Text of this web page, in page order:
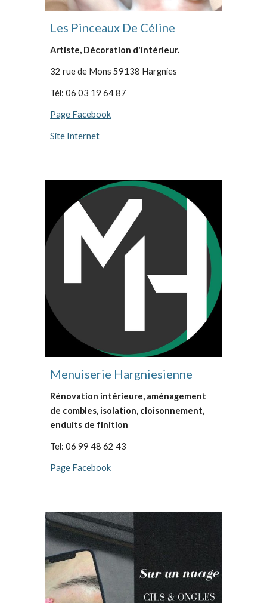
Les Pinceaux De Céline
Artiste, Décoration d'intérieur.
32 rue de Mons 59138 Hargnies
Tél: 06 03 19 64 87
Page Facebook
Site Internet
Menuiserie Hargniesienne
Rénovation intérieure, aménagement
de combles, isolation, cloisonnement,
enduits de finition
Tel: 06 99 48 62 43
Page Facebook